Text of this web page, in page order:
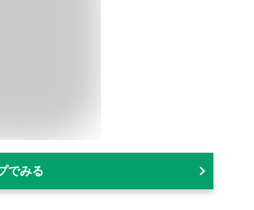
でみる